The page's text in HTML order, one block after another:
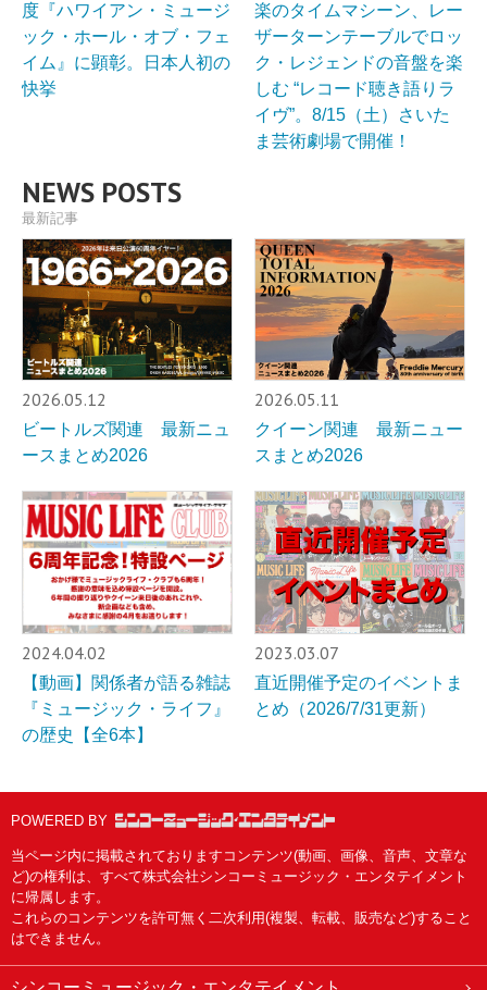
度『ハワイアン・ミュージ
ック・ホール・オブ・フェ
イム』に顕彰。日本人初の
快挙
楽のタイムマシーン、レー
ザーターンテーブルでロッ
ク・レジェンドの音盤を楽
しむ “レコード聴き語りラ
イヴ”。8/15（土）さいた
ま芸術劇場で開催！
NEWS POSTS
最新記事
2026.05.12
ビートルズ関連 最新ニュ
ースまとめ2026
2026.05.11
クイーン関連 最新ニュー
スまとめ2026
2024.04.02
【動画】関係者が語る雑誌
『ミュージック・ライフ』
の歴史【全6本】
2023.03.07
直近開催予定のイベントま
とめ（2026/7/31更新）
POWERED BY
当ページ内に掲載されておりますコンテンツ(動画、画像、音声、文章な
ど)の権利は、すべて株式会社シンコーミュージック・エンタテイメント
に帰属します。
これらのコンテンツを許可無く二次利用(複製、転載、販売など)すること
はできません。